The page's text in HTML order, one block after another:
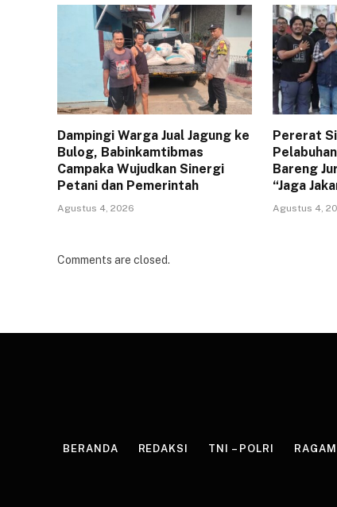
Dampingi Warga Jual Jagung ke
Bulog, Babinkamtibmas
Campaka Wujudkan Sinergi
Petani dan Pemerintah
Agustus 4, 2026
Pererat
Bareng
“Jaga
Agustus 4,
Comments are closed.
BERANDA REDAKSI TNI – POLRI